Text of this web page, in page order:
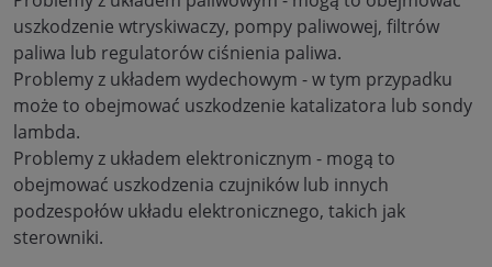
uszkodzenie wtryskiwaczy, pompy paliwowej, filtrów
paliwa lub regulatorów ciśnienia paliwa.
Problemy z układem wydechowym - w tym przypadku
może to obejmować uszkodzenie katalizatora lub sondy
lambda.
Problemy z układem elektronicznym - mogą to
obejmować uszkodzenia czujników lub innych
podzespołów układu elektronicznego, takich jak
sterowniki.